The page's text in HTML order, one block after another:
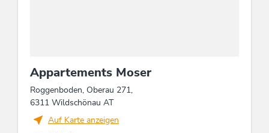
Appartements Moser
Roggenboden, Oberau 271,
6311 Wildschönau AT
Auf Karte anzeigen